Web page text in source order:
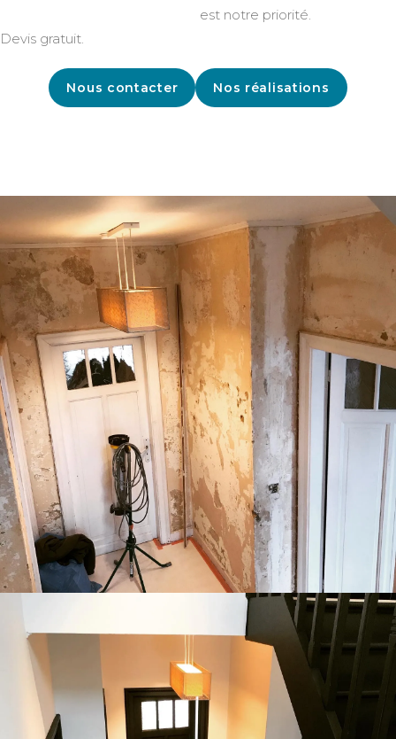
est notre priorité.
Devis gratuit.
Nous contacter Nos réalisations